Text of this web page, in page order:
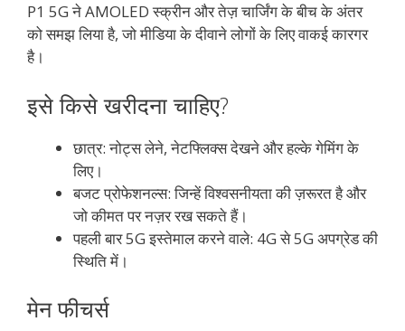
P1 5G ने AMOLED स्क्रीन और तेज़ चार्जिंग के बीच के अंतर
को समझ लिया है, जो मीडिया के दीवाने लोगों के लिए वाकई कारगर
है।
इसे किसे खरीदना चाहिए?
छात्र: नोट्स लेने, नेटफ्लिक्स देखने और हल्के गेमिंग के
लिए।
बजट प्रोफेशनल्स: जिन्हें विश्वसनीयता की ज़रूरत है और
जो कीमत पर नज़र रख सकते हैं।
पहली बार 5G इस्तेमाल करने वाले: 4G से 5G अपग्रेड की
स्थिति में।
मेन फीचर्स